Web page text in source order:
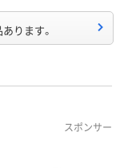
ります。
スポンサー